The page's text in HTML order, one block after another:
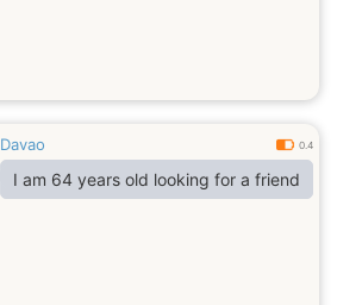
Davao 0.4
I am 64 years old looking for a friend